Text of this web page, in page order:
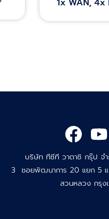
บริษัท ทีซีที วาตาชิ กรุ๊ป จ
3 ซอยพัฒนาการ 20 แยก 5 แ
สวนหลวง กรุง